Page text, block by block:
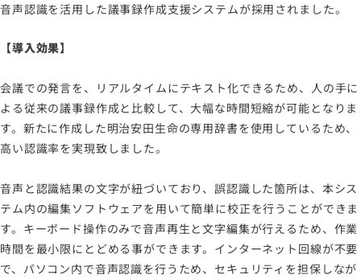
音声認識を活用した議事録作成支援システムが採用されました。
【導入効果】
会議での発言を、リアルタイムにテキスト化できるため、人の手に
よる従来の議事録作成と比較して、大幅な時間短縮が可能となりま
す。新たに作成した明治安田生命の専用辞書を使用しているため、
高い認識率を実現致しました。
音声と認識結果の文字が紐づいており、誤認識した箇所は、本シス
テム内の編集ソフトウェアを用いて簡単に校正を行うことができま
す。キーボード操作のみで音声再生と文字編集が行えるため、作業
時間を最小限にとどめる事ができます。インターネット回線が不要
で、パソコン内で音声認識を行うため、セキュリティを担保しなが